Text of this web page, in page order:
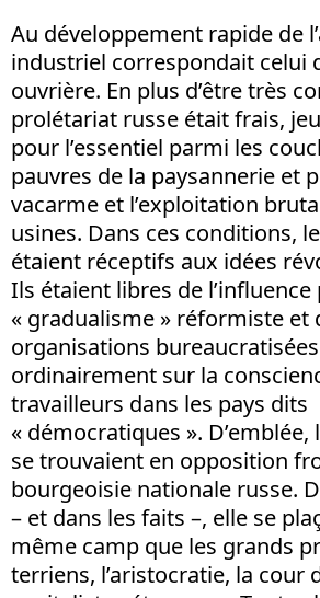
Au développement rapide de
industriel correspondait celui
ouvrière. En plus d’être très
prolétariat russe était frais,
pour l’essentiel parmi les
pauvres de la paysannerie et
vacarme et l’exploitation
usines. Dans ces conditions,
étaient réceptifs aux idées
Ils étaient libres de
« gradualisme » réformiste et
organisations
ordinairement sur la
travailleurs dans les pays dits
« démocratiques ».
se trouvaient en opposition
bourgeoisie nationale russe.
– et dans les faits –, elle se
même camp que les grands
terriens, l’aristocratie, la cour